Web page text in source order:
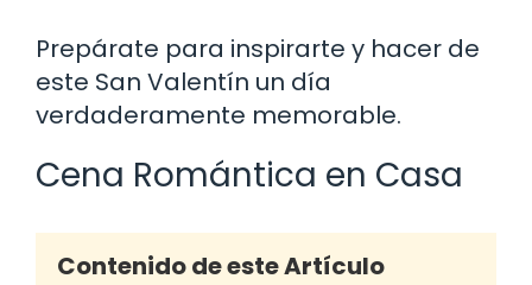
Prepárate para inspirarte y hacer de
este San Valentín un día
verdaderamente memorable.
Cena Romántica en Casa
Contenido de este Artículo